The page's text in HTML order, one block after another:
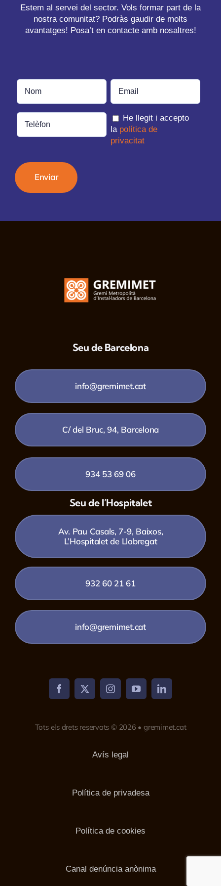
REVISTA DIGITAL
CONTACTE
INICIA SESSIÓ
Estem al servei del sector. Vols formar part de la
nostra comunitat? Podràs gaudir de molts
avantatges! Posa’t en contacte amb nosaltres!
He llegit i accepto
la política de
privacitat
Seu de Barcelona
info@gremimet.cat
C/ del Bruc, 94, Barcelona
934 53 69 06
info@gremimet.cat
Seu de l’Hospitalet
Av. Pau Casals, 7-9, Baixos,
L’Hospitalet de Llobregat
932 60 21 61
Tots els drets reservats © 2026 • gremimet.cat
Avís legal
Política de privadesa
Política de cookies
Canal denúncia anònima